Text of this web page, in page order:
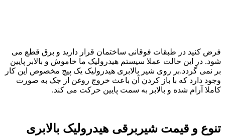
فرض کنید در طبقات فوقانی ساختمان قرار دارید و برق قطع می
شود. در این حالت عملا سیستم هیدرولیک ما خاموش و بالابر پایین
بر نمی گردد.بر روی شیر بالابری هیدرولیک یک پیچ مخصوص این کار
وجود دارد که با باز کردن آن باعث خروج روغن از جک به صورت
کاملا آرام شده و بالابر به سمت پایین حرکت می کند.
تنوع و قیمت شیربرقی هیدرولیک بالابری